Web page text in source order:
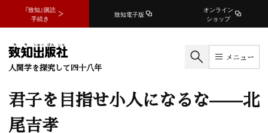
『致知』購読
手続き
致知電子版
オンライン
ショップ
人間学を探究して四十八年
メニュー
君子を目指せ小人になるな——北
尾吉孝